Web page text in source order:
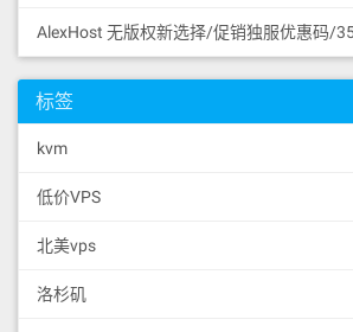
标签
kvm
低价VPS
北美vps
洛杉矶